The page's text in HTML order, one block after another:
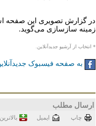
در گزارش تصویری این صفحه
زمینه سازسازی می‌گوید.
* انتخاب از آرشیو جدیدآنلاین.
به صفحه فیسبوک
ارسال مطلب
چاپ ايميل بالاترین